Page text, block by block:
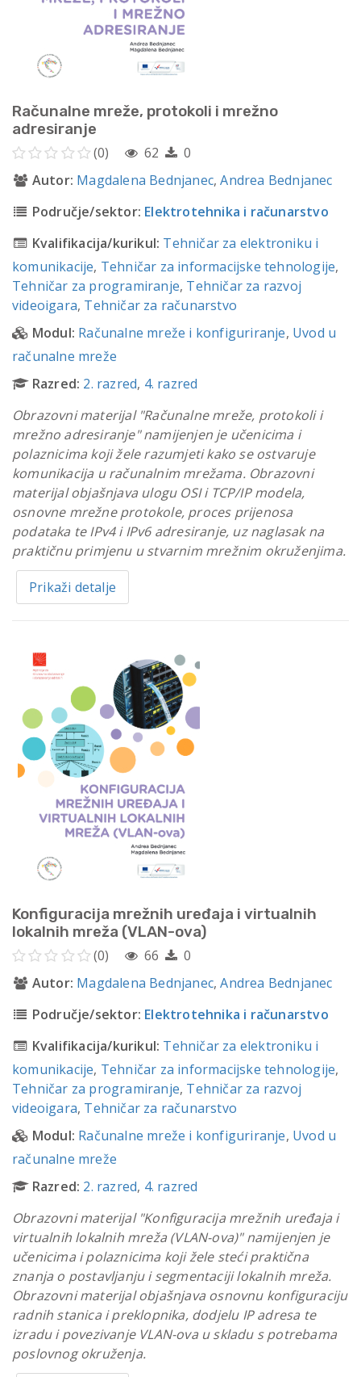
Računalne mreže, protokoli i mrežno
adresiranje
(0) 62
0
Autor: Magdalena Bednjanec,Andrea Bednjanec
Područje/sektor: Elektrotehnika i računarstvo
Kvalifikacija/kurikul: Tehničar za elektroniku i
komunikacije, Tehničar za informacijske tehnologije,
Tehničar za programiranje, Tehničar za razvoj
videoigara, Tehničar za računarstvo
Modul: Računalne mreže i konfiguriranje, Uvod u
računalne mreže
Razred: 2. razred, 4. razred
Obrazovni materijal "Računalne mreže, protokoli i
mrežno adresiranje" namijenjen je učenicima i
polaznicima koji žele razumjeti kako se ostvaruje
komunikacija u računalnim mrežama. Obrazovni
materijal objašnjava ulogu OSI i TCP/IP modela,
osnovne mrežne protokole, proces prijenosa
podataka te IPv4 i IPv6 adresiranje, uz naglasak na
praktičnu primjenu u stvarnim mrežnim okruženjima.
Prikaži detalje
Konfiguracija mrežnih uređaja i virtualnih
lokalnih mreža (VLAN-ova)
(0) 66
0
Autor: Magdalena Bednjanec,Andrea Bednjanec
Područje/sektor: Elektrotehnika i računarstvo
Kvalifikacija/kurikul: Tehničar za elektroniku i
komunikacije, Tehničar za informacijske tehnologije,
Tehničar za programiranje, Tehničar za razvoj
videoigara, Tehničar za računarstvo
Modul: Računalne mreže i konfiguriranje, Uvod u
računalne mreže
Razred: 2. razred, 4. razred
Obrazovni materijal "Konfiguracija mrežnih uređaja i
virtualnih lokalnih mreža (VLAN-ova)" namijenjen je
učenicima i polaznicima koji žele steći praktična
znanja o postavljanju i segmentaciji lokalnih mreža.
Obrazovni materijal objašnjava osnovnu konfiguraciju
radnih stanica i preklopnika, dodjelu IP adresa te
izradu i povezivanje VLAN-ova u skladu s potrebama
poslovnog okruženja.